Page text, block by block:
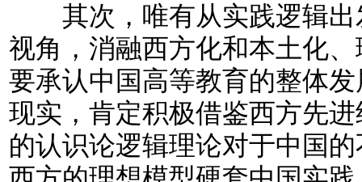
其次，唯有从实践逻辑出
视角，消融西方化和本土化
要承认中国高等教育的整体
现实，肯定积极借鉴西方先
的认识论逻辑理论对于中国